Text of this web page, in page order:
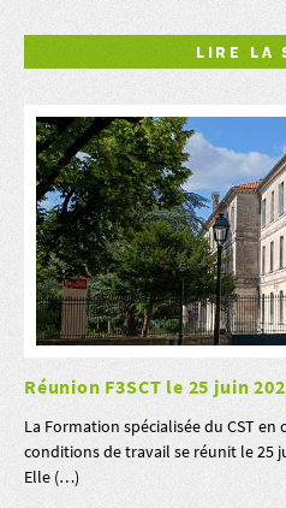
LIRE LA
Réunion F3SCT le 25 juin
La Formation spécialisée du CST en
conditions de travail se réunit le 25
Elle (…)